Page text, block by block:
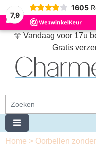
7,9
1605
Vandaag voor 17u
Gratis
Home > Oorbellen